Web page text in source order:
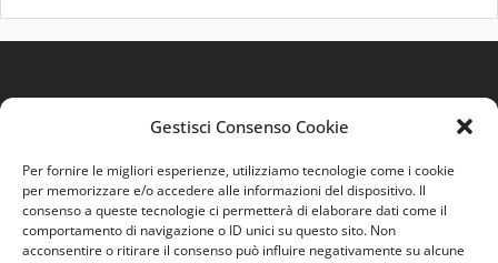
Gestisci Consenso Cookie
Per fornire le migliori esperienze, utilizziamo tecnologie come i cookie
per memorizzare e/o accedere alle informazioni del dispositivo. Il
consenso a queste tecnologie ci permetterà di elaborare dati come il
comportamento di navigazione o ID unici su questo sito. Non
acconsentire o ritirare il consenso può influire negativamente su alcune
Quest'opera è distribuita con LicenzaCreative